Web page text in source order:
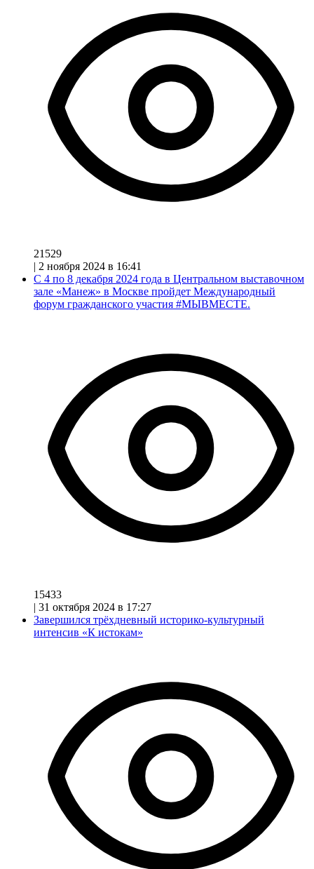
21529
| 2 ноября 2024 в 16:41
С 4 по 8 декабря 2024 года в Центральном выставочном
зале «Манеж» в Москве пройдет Международный
форум гражданского участия #МЫВМЕСТЕ.
15433
| 31 октября 2024 в 17:27
Завершился трёхдневный историко-культурный
интенсив «К истокам»